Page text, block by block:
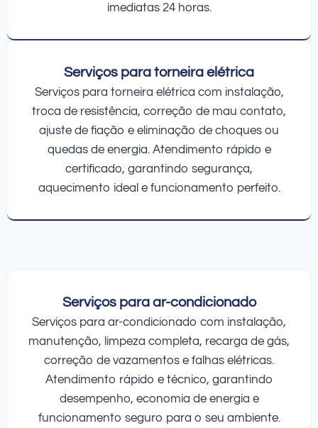
imediatas 24 horas.
Serviços para torneira elétrica
Serviços para torneira elétrica com instalação,
troca de resistência, correção de mau contato,
ajuste de fiação e eliminação de choques ou
quedas de energia. Atendimento rápido e
certificado, garantindo segurança,
aquecimento ideal e funcionamento perfeito.
Serviços para ar-condicionado
Serviços para ar-condicionado com instalação,
manutenção, limpeza completa, recarga de gás,
correção de vazamentos e falhas elétricas.
Atendimento rápido e técnico, garantindo
desempenho, economia de energia e
funcionamento seguro para o seu ambiente.